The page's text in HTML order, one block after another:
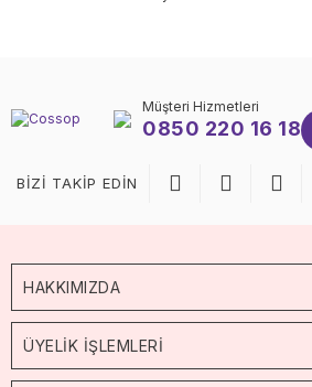
Müşteri Hizmetleri
0850 220 16 18
BİZİ TAKİP EDİN
HAKKIMIZDA
ÜYELİK İŞLEMLERİ